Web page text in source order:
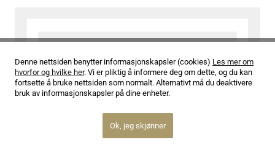
Denne nettsiden benytter informasjonskapsler (cookies) Les mer om
hvorfor og hvilke her. Vi er pliktig å informere deg om dette, og du kan
fortsette å bruke nettsiden som normalt. Alternativt må du deaktivere
bruk av informasjonskapsler på dine enheter.
Ok, jeg skjønner